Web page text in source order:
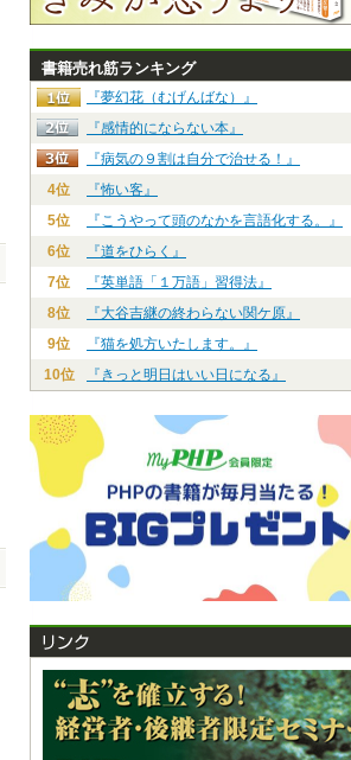
書籍売れ筋ランキング
『夢幻花（むげんばな）』
『感情的にならない本』
『病気の９割は自分で治せる！』
4位
『怖い客』
5位
『こうやって頭のなかを言語化する。』
6位
『道をひらく』
7位
『英単語「１万語」習得法』
8位
『大谷吉継の終わらない関ケ原』
9位
『猫を処方いたします。』
10位
『きっと明日はいい日になる』